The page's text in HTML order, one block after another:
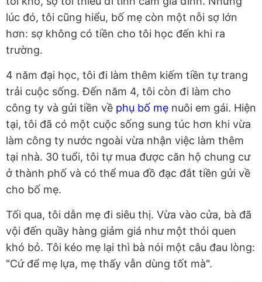
lúc đó, tôi cũng hiểu, bố mẹ còn một nỗi sợ lớn
hơn: sợ không có tiền cho tôi học đến khi ra
trường.
4 năm đại học, tôi đi làm thêm kiếm tiền tự trang
trải cuộc sống. Đến năm 4, tôi còn đi làm cho
công ty và gửi tiền về phụ bố mẹ nuôi em gái. Hiện
tại, tôi đã có một cuộc sống sung túc hơn khi vừa
làm công ty nước ngoài vừa nhận việc làm thêm
tại nhà. 30 tuổi, tôi tự mua được căn hộ chung cư
ở thành phố và có thể mua đồ đạc đắt tiền gửi về
cho bố mẹ.
Tối qua, tôi dẫn mẹ đi siêu thị. Vừa vào cửa, bà đã
vội đến quầy hàng giảm giá như một thói quen
khó bỏ. Tôi kéo mẹ lại thì bà nói một câu đau lòng:
"Cứ để mẹ lựa, mẹ thấy vẫn dùng tốt mà".